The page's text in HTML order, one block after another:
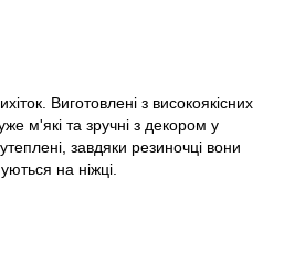
Виготовлені з високоякісних
м'які та зручні з декором у
завдяки резиночці вони
на ніжці.